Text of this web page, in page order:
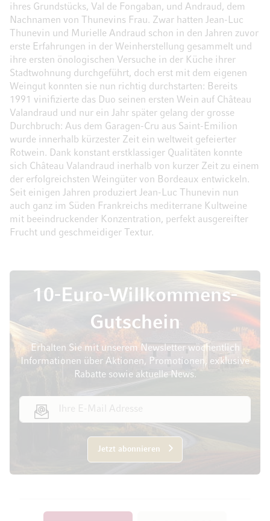
ihres Grundstücks, Val de Fongaban, und Andraud, dem
Nachnamen von Thunevins Frau. Zwar hatten Jean-Luc
Thunevin und Murielle Andraud schon in den Jahren zuvor
erste Erfahrungen in der Weinherstellung gesammelt und
ihre ersten önologischen Versuche in der Küche ihrer
Stadtwohnung durchgeführt, doch erst mit dem eigenen
Weingut konnten sie nun richtig durchstarten: Bereits
1991 vinifizierte das Duo seinen ersten Wein auf Château
Valandraud und nur ein Jahr später gelang der grosse
Durchbruch: Aus dem Garagen-Cru aus Saint-Emilion
wurde innerhalb kürzester Zeit ein weltweit gefeierter
Rotwein. Dank konstant erstklassiger Qualitäten konnte
sich Château Valandraud inerhalb von kurzer Zeit zu einem
der erfolgreichsten Weingüter von Bordeaux entwickeln.
Seit einigen Jahren produziert Jean-Luc Thunevin nun
auch ganz im Süden Frankreichs mediterrane Kultweine
mit beeindruckender Konzentration, perfekt ausgereifter
Frucht und geschmeidiger Textur.
10-Euro-Willkommens-
Gutschein
Erhalten Sie mit unserem Newsletter wöchentlich
Informationen über Aktionen, Promotionen, exklusive
Rabatte sowie aktuelle News.
E-Mail Adresse
Jetzt abonnieren